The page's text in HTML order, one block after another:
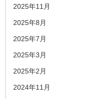
2025年11月
2025年8月
2025年7月
2025年3月
2025年2月
2024年11月